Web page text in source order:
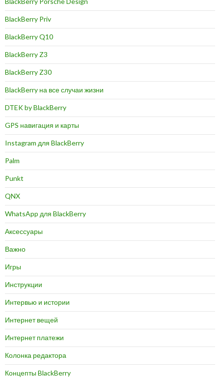
BlackBerry Priv
BlackBerry Q10
BlackBerry Z3
BlackBerry Z30
BlackBerry на все случаи жизни
DTEK by BlackBerry
GPS навигация и карты
Instagram для BlackBerry
Palm
Punkt
QNX
WhatsApp для BlackBerry
Аксессуары
Важно
Игры
Инструкции
Интервью и истории
Интернет вещей
Интернет платежи
Колонка редактора
Концепты BlackBerry